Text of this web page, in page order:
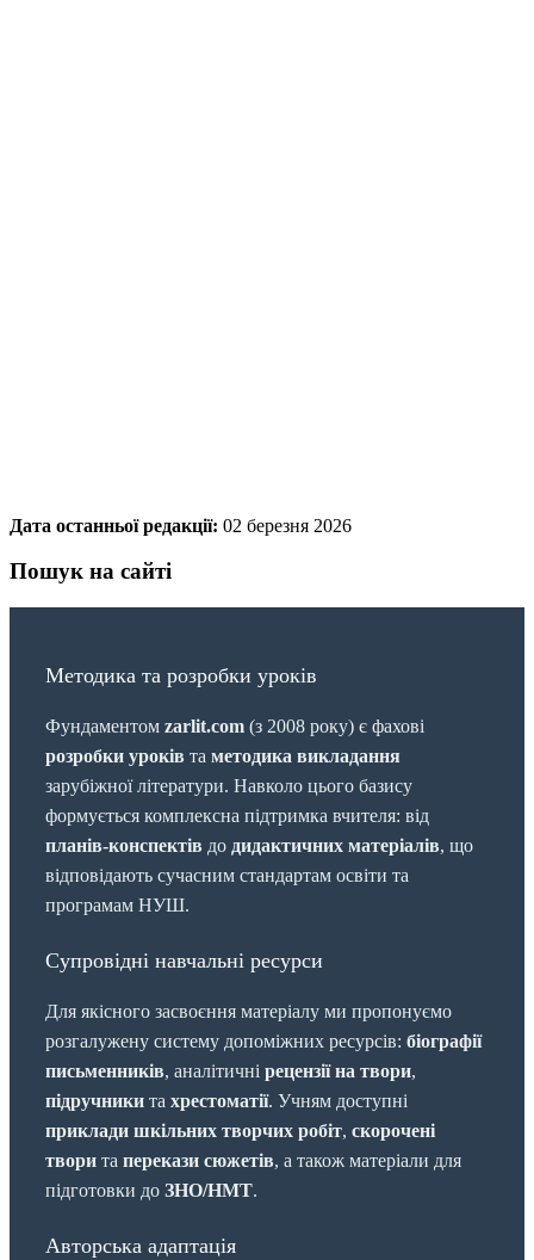
Дата останньої редакції: 02 березня 2026
Пошук на сайті
Методика та розробки уроків
Фундаментом zarlit.com (з 2008 року) є фахові
розробки уроків та методика викладання
зарубіжної літератури. Навколо цього базису
формується комплексна підтримка вчителя: від
планів-конспектів до дидактичних матеріалів, що
відповідають сучасним стандартам освіти та
програмам НУШ.
Супровідні навчальні ресурси
Для якісного засвоєння матеріалу ми пропонуємо
розгалужену систему допоміжних ресурсів: біографії
письменників, аналітичні рецензії на твори,
підручники та хрестоматії. Учням доступні
приклади шкільних творчих робіт, скорочені
твори та перекази сюжетів, а також матеріали для
підготовки до ЗНО/НМТ.
Авторська адаптація